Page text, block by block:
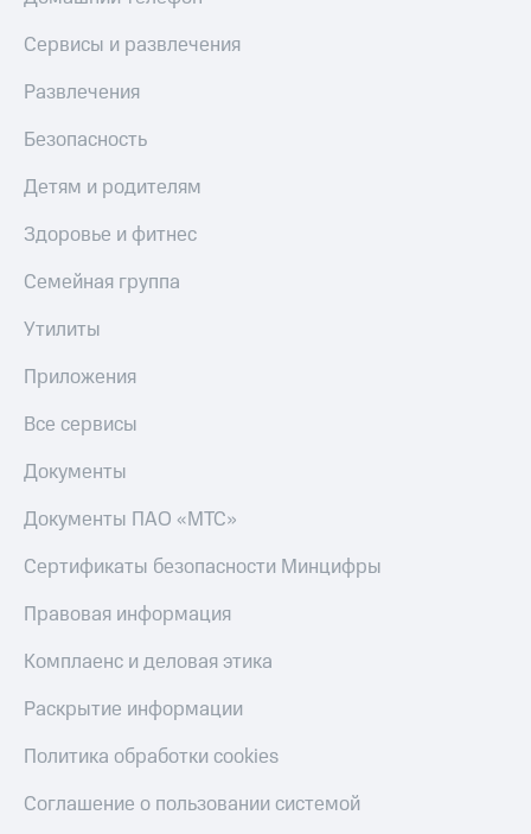
Сервисы и развлечения
Развлечения
Безопасность
Детям и родителям
Здоровье и фитнес
Семейная группа
Утилиты
Приложения
Все сервисы
Документы
Документы ПАО «МТС»
Сертификаты безопасности Минцифры
Правовая информация
Комплаенс и деловая этика
Раскрытие информации
Политика обработки cookies
Соглашение о пользовании системой